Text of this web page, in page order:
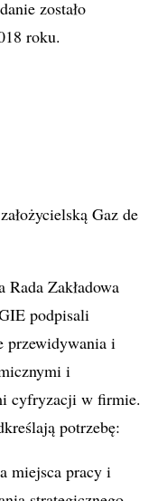
zostało
roku.
Gaz de
Zakładowa
podpisali
przewidywania i
i
cyfryzacji w firmie.
potrzebę:
miejsca pracy i